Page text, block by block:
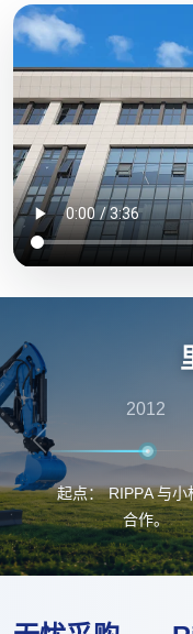
询到售后支持的一站
维护方面获得最佳体验
2012
起点： RIPPA 与小
合作。